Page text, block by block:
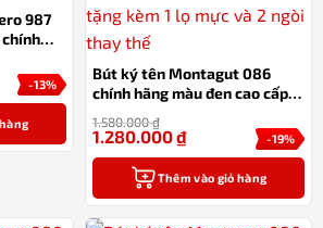
987
chính
-13%
Bút ký tên Montagut 086
chính hãng màu đen cao cấp
thay thế
1.580.000₫
-19%
1.280.000₫
Thêm vào giỏ hàng